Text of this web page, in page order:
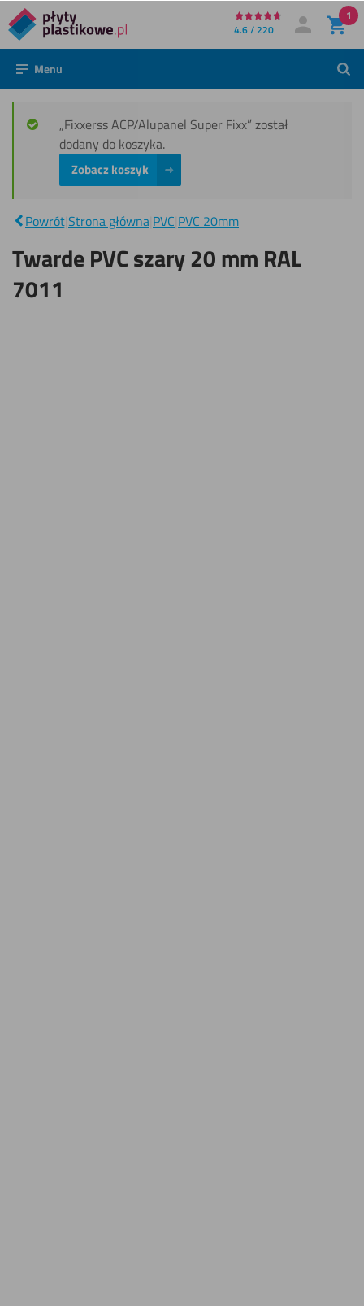
Bezpośrednio
do
treści
4.6 / 220 Moje konto
Zaloguj się
1
Menu
„Fixxerss ACP/Alupanel Super Fixx” został
dodany do koszyka.
Zobacz koszyk
PowrótStrona główna PVC PVC 20mm
PVC
szary
20 mm
7011
Twarde PVC szary 20 mm RAL
7011